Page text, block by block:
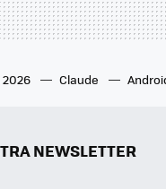
Claude
NEWSLETTER